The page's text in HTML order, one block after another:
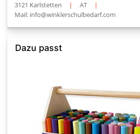
3121 Karlstetten
| AT
|
Mail: info@winklerschulbedarf.com
Dazu passt